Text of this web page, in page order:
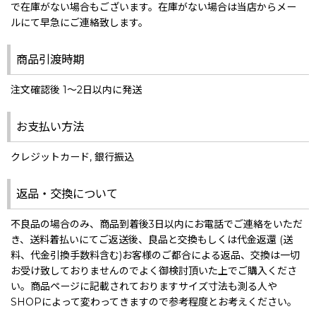
で在庫がない場合もございます。在庫がない場合は当店からメー
ルにて早急にご連絡致します。
商品引渡時期
注文確認後 1〜2日以内に発送
お支払い方法
クレジットカード, 銀行振込
返品・交換について
不良品の場合のみ、商品到着後3日以内にお電話でご連絡をいただ
き、送料着払いにてご返送後、良品と交換もしくは代金返還 (送
料、代金引換手数料含む)お客様のご都合による返品、交換は一切
お受け致しておりませんのでよく御検討頂いた上でご購入くださ
い。商品ページに記載されておりますサイズ寸法も測る人や
SHOPによって変わってきますので参考程度とお考えください。